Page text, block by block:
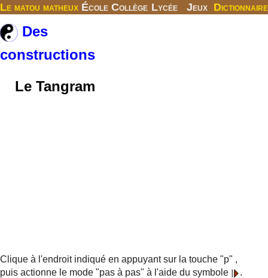
Le matou matheux École Collège Lycée Jeux Dictionnaire
Des
constructions
Le Tangram
Clique à l'endroit indiqué en appuyant sur la touche "p" ,
puis actionne le mode "pas à pas" à l'aide du symbole